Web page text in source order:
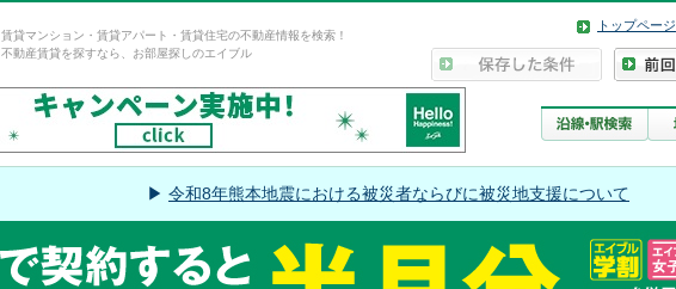
賃貸マンション・賃貸アパート・賃貸住宅の不動産情報を検索！
不動産賃貸を探すなら、お部屋探しのエイブル
トップページ
▶ 令和8年熊本地震における被災者ならびに被災地支援について